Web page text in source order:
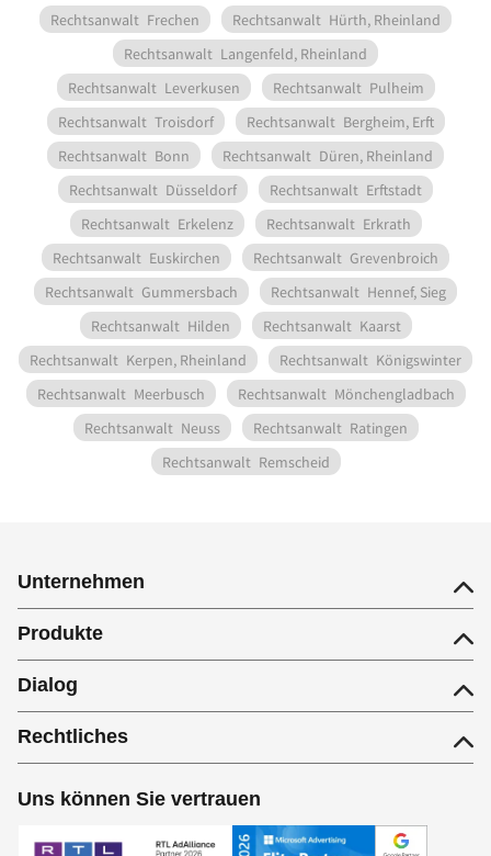
Rechtsanwalt Frechen Rechtsanwalt Hürth, Rheinland
Rechtsanwalt Langenfeld, Rheinland
Rechtsanwalt Leverkusen Rechtsanwalt Pulheim
Rechtsanwalt Troisdorf Rechtsanwalt Bergheim, Erft
Rechtsanwalt Bonn Rechtsanwalt Düren, Rheinland
Rechtsanwalt Düsseldorf Rechtsanwalt Erftstadt
Rechtsanwalt Erkelenz Rechtsanwalt Erkrath
Rechtsanwalt Euskirchen Rechtsanwalt Grevenbroich
Rechtsanwalt Gummersbach Rechtsanwalt Hennef, Sieg
Rechtsanwalt Hilden Rechtsanwalt Kaarst
Rechtsanwalt Kerpen, Rheinland Rechtsanwalt Königswinter
Rechtsanwalt Meerbusch Rechtsanwalt Mönchengladbach
Rechtsanwalt Neuss Rechtsanwalt Ratingen
Rechtsanwalt Remscheid
Unternehmen
Produkte
Dialog
Rechtliches
Uns können Sie vertrauen